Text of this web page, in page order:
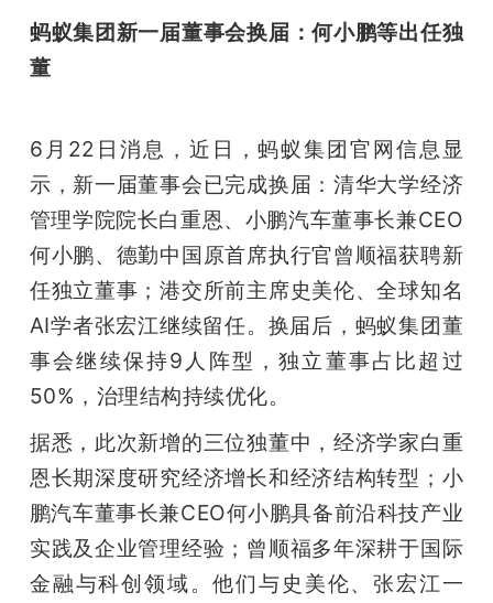
蚂蚁集团新一届董事会换届：何小鹏等出任独
董
6月22日消息，近日，蚂蚁集团官网信息显
示，新一届董事会已完成换届：清华大学经济
管理学院院长白重恩、小鹏汽车董事长兼CEO
何小鹏、德勤中国原首席执行官曾顺福获聘新
任独立董事；港交所前主席史美伦、全球知名
AI学者张宏江继续留任。换届后，蚂蚁集团董
事会继续保持9人阵型，独立董事占比超过
50%，治理结构持续优化。
据悉，此次新增的三位独董中，经济学家白重
恩长期深度研究经济增长和经济结构转型；小
鹏汽车董事长兼CEO何小鹏具备前沿科技产业
实践及企业管理经验；曾顺福多年深耕于国际
金融与科创领域。他们与史美伦、张宏江一